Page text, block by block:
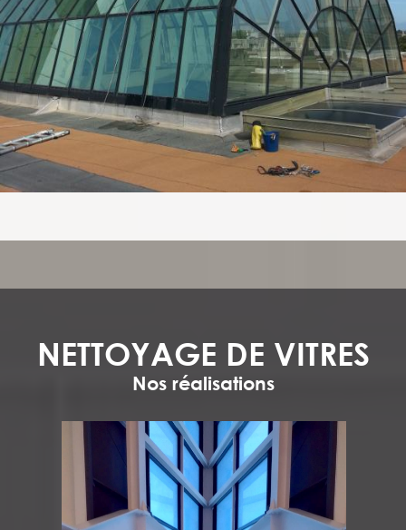
NETTOYAGE DE VITRES
Nos réalisations